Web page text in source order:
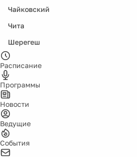
Чайковский
Чита
Шерегеш
Расписание
Программы
Новости
Ведущие
События